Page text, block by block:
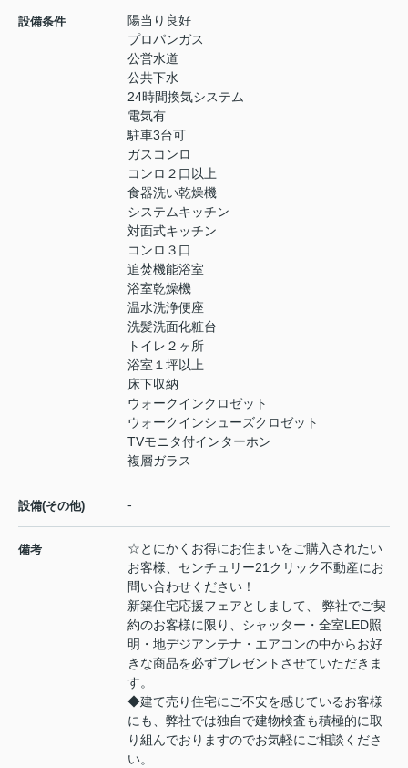
設備条件
陽当り良好
プロパンガス
公営水道
公共下水
24時間換気システム
電気有
駐車3台可
ガスコンロ
コンロ２口以上
食器洗い乾燥機
システムキッチン
対面式キッチン
コンロ３口
追焚機能浴室
浴室乾燥機
温水洗浄便座
洗髪洗面化粧台
トイレ２ヶ所
浴室１坪以上
床下収納
ウォークインクロゼット
ウォークインシューズクロゼット
TVモニタ付インターホン
複層ガラス
設備(その他) -
備考
☆とにかくお得にお住まいをご購入されたい
お客様、センチュリー21クリック不動産にお
問い合わせください！
新築住宅応援フェアとしまして、 弊社でご契
約のお客様に限り、シャッター・全室LED照
明・地デジアンテナ・エアコンの中からお好
きな商品を必ずプレゼントさせていただきま
す。
◆建て売り住宅にご不安を感じているお客様
にも、弊社では独自で建物検査も積極的に取
り組んでおりますのでお気軽にご相談くださ
い。